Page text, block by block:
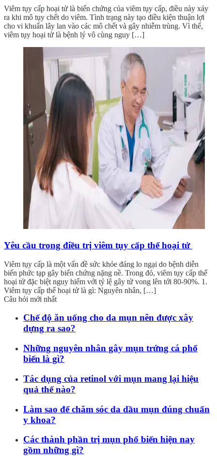
Viêm tụy cấp hoại tử là biến chứng của viêm tụy cấp, điều này xảy
ra khi mô tụy chết do viêm. Tình trạng này tạo điều kiện thuận lợi
cho vi khuẩn lây lan vào các mô chết và gây nhiễm trùng. Vì thế,
viêm tụy hoại tử là bệnh lý vô cùng nguy […]
Yêu cầu trong điều trị viêm tụy cấp thể hoại tử
Viêm tụy cấp là một vấn đề sức khỏe đáng lo ngại do bệnh diễn
biến phức tạp gây biến chứng nặng nề. Trong đó, viêm tụy cấp thể
hoại tử đặc biệt nguy hiểm với tỷ lệ gây tử vong lên tới 80-90%. 1.
Viêm tụy cấp thể hoại tử là gì: Nguyên nhân, […]
Câu hỏi mới nhất
Chế độ ăn uống cho da mụn nên được xây
dựng ra sao?
Những nguyên nhân gây mụn trứng cá phổ
biến là gì?
Tác dụng của retinol với mụn mang lại hiệu
quả thế nào?
Làm sao để chăm sóc da dầu mụn đúng chuẩn
y khoa?
Các thành phần trị mụn phổ biến hiện nay
gồm những gì?